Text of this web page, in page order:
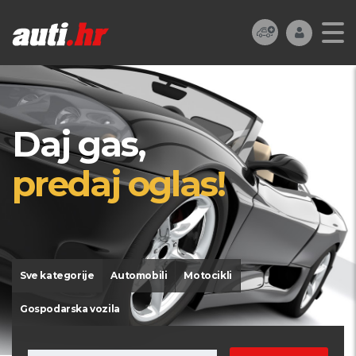
Daj gas,
predaj oglas!
Sve kategorije Automobili Motocikli
Gospodarska vozila